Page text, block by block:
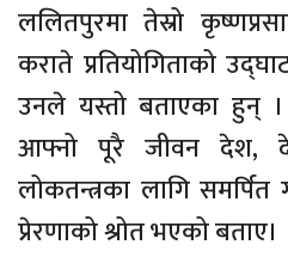
ललितपुरमा तेस्रो
कराते प्रतियोगिताको
उनले यस्तो बताएका हुन् ।
आफ्नो पूरै जीवन देश,
लोकतन्त्रका लागि समर्पित
प्रेरणाको श्रोत भएको बताए।